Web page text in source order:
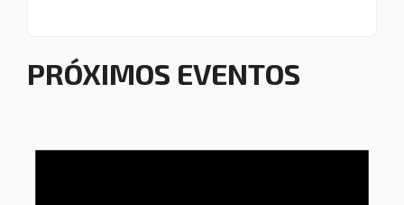
PRÓXIMOS EVENTOS